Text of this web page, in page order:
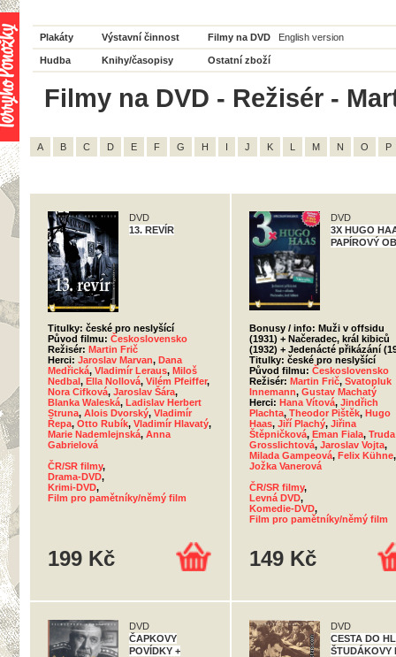
Plakáty Výstavní činnost Filmy na DVD English version
Hudba Knihy/časopisy Ostatní zboží
Filmy na DVD - Režisér -
A B C D E F G H I J K L M N O P
DVD
13. REVÍR
Titulky: české pro neslyšící
Původ filmu: Československo
Režisér: Martin Frič
Herci: Jaroslav Marvan, Dana
Medřická, Vladimír Leraus, Miloš
Nedbal, Ella Nollová, Vilém Pfeiffer,
Nora Cifková, Jaroslav Šára,
Blanka Waleská, Ladislav Herbert
Struna, Alois Dvorský, Vladimír
Řepa, Otto Rubík, Vladimír Hlavatý,
Marie Nademlejnská, Anna
Gabrielová
ČR/SR filmy,
Drama-DVD,
Krimi-DVD,
Film pro pamětníky/němý film
199 Kč
DVD
3X HUGO
PAPÍROVÝ
Bonusy / info: Muži v offsidu
(1931) + Načeradec, král kibiců
(1932) + Jedenácté přikázání
Titulky: české pro neslyšící
Původ filmu: Československo
Režisér: Martin Frič, Svatopluk
Innemann, Gustav Machatý
Herci: Hana Vítová, Jindřich
Plachta, Theodor Pištěk, Hugo
Haas, Jiří Plachý, Jiřina
Štěpničková, Eman Fiala, Truda
Grosslichtová, Jaroslav Vojta,
Milada Gampeová, Felix Kühne,
Jožka Vanerová
ČR/SR filmy,
Levná DVD,
Komedie-DVD,
Film pro pamětníky/němý film
149 Kč
DVD
ČAPKOVY
POVÍDKY +
DVD
CESTA DO
ŠTUDÁKOVY